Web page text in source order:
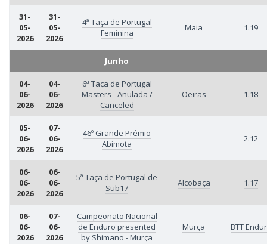
31-
05-
2026
31-
05-
2026
4ª Taça de Portugal
Feminina
Maia 1.19
Junho
04-
06-
2026
04-
06-
2026
6ª Taça de Portugal
Masters - Anulada /
Canceled
Oeiras 1.18
05-
06-
2026
07-
06-
2026
46º Grande Prémio
Abimota
2.12
06-
06-
2026
06-
06-
2026
5ª Taça de Portugal de
Sub17
Alcobaça 1.17
06-
06-
2026
07-
06-
2026
Campeonato Nacional
de Enduro presented
by Shimano - Murça
Murça BTT